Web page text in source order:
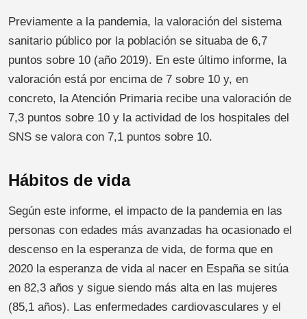
Previamente a la pandemia, la valoración del sistema
sanitario público por la población se situaba de 6,7
puntos sobre 10 (año 2019). En este último informe, la
valoración está por encima de 7 sobre 10 y, en
concreto, la Atención Primaria recibe una valoración de
7,3 puntos sobre 10 y la actividad de los hospitales del
SNS se valora con 7,1 puntos sobre 10.
Hábitos de vida
Según este informe, el impacto de la pandemia en las
personas con edades más avanzadas ha ocasionado el
descenso en la esperanza de vida, de forma que en
2020 la esperanza de vida al nacer en España se sitúa
en 82,3 años y sigue siendo más alta en las mujeres
(85,1 años). Las enfermedades cardiovasculares y el